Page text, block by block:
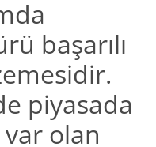
başarılı
piyasada
olan